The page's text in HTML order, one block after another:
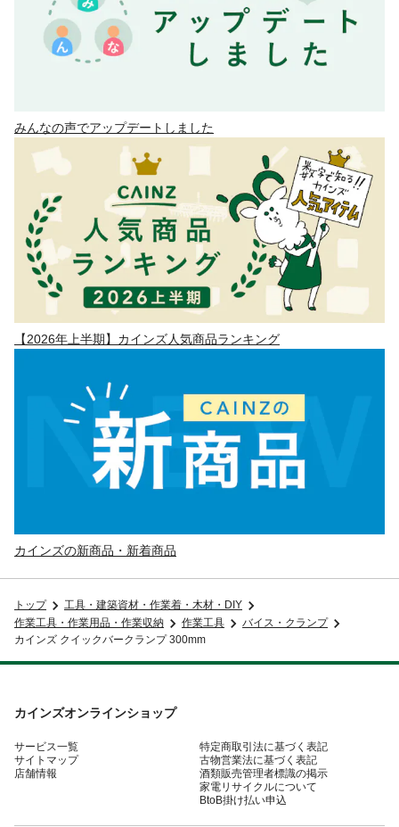
みんなの声でアップデートしました
【2026年上半期】カインズ人気商品ランキング
カインズの新商品・新着商品
トップ
工具・建築資材・作業着・木材・DIY
作業工具・作業用品・作業収納
作業工具
バイス・クランプ
カインズ クイックバークランプ 300mm
カインズオンラインショップ
サービス一覧
サイトマップ
店舗情報
特定商取引法に基づく表記
古物営業法に基づく表記
酒類販売管理者標識の掲示
家電リサイクルについて
BtoB掛け払い申込